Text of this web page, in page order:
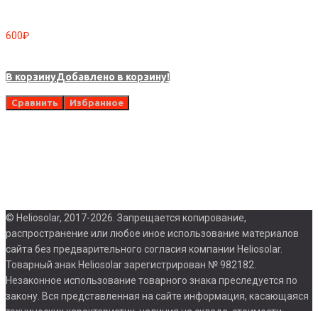
600₽
В корзинуДобавлено в корзину!
Сравнить Избранное
© Heliosolar, 2017-2026. Запрещается копирование,
распространение или любое иное использование материалов
сайта без предварительного согласия компании Heliosolar.
Товарный знак Heliosolar зарегистрирован № 982182.
Незаконное использование товарного знака преследуется по
закону. Вся представленная на сайте информация, касающаяся